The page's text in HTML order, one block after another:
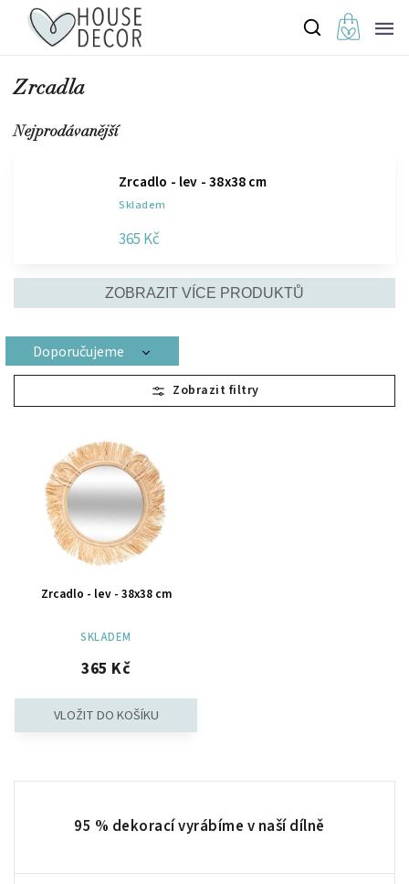
Zrcadla
Nejprodávanější
Zrcadlo - lev - 38x38 cm
Skladem
365 Kč
ZOBRAZIT VÍCE PRODUKTŮ
Doporučujeme
Nejlevnější
Nejdražší
Nejprodávanější
Abecedně
Zrcadlo - lev - 38x38 cm
SKLADEM
365 Kč
95 % dekorací vyrábíme v naší dílně